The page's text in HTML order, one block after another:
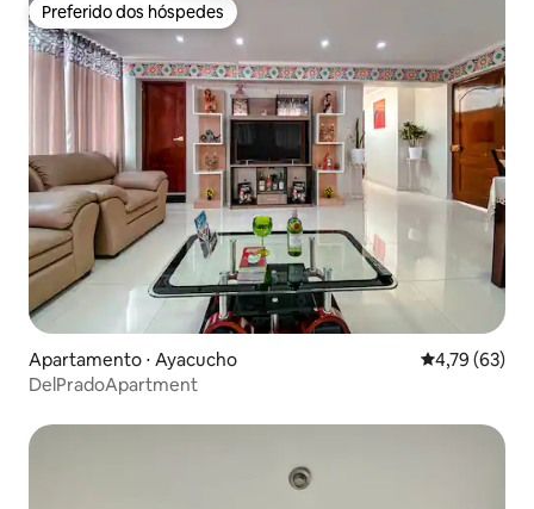
Preferido dos hóspedes
Preferido dos hóspedes
Apartamento ⋅ Ayacucho 4,79 de uma
4,79 (63)
DelPradoApartment